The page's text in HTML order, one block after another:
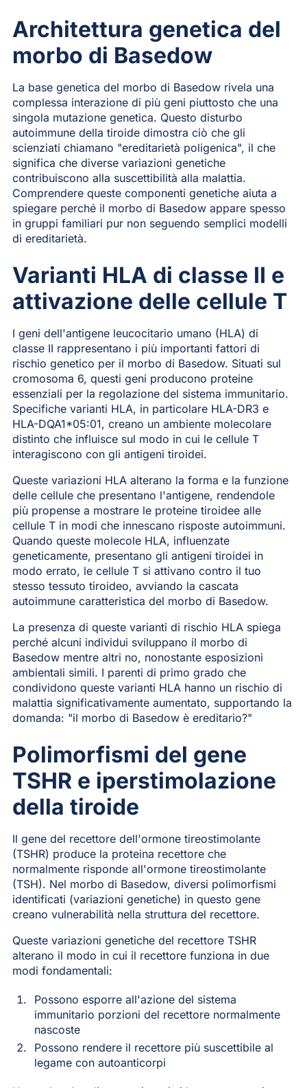
Architettura genetica del
morbo di Basedow
La base genetica del morbo di Basedow rivela una
complessa interazione di più geni piuttosto che una
singola mutazione genetica. Questo disturbo
autoimmune della tiroide dimostra ciò che gli
scienziati chiamano "ereditarietà poligenica", il che
significa che diverse variazioni genetiche
contribuiscono alla suscettibilità alla malattia.
Comprendere queste componenti genetiche aiuta a
spiegare perché il morbo di Basedow appare spesso
in gruppi familiari pur non seguendo semplici modelli
di ereditarietà.
Varianti HLA di classe II e
attivazione delle cellule T
I geni dell'antigene leucocitario umano (HLA) di
classe II rappresentano i più importanti fattori di
rischio genetico per il morbo di Basedow. Situati sul
cromosoma 6, questi geni producono proteine
essenziali per la regolazione del sistema immunitario.
Specifiche varianti HLA, in particolare HLA-DR3 e
HLA-DQA1*05:01, creano un ambiente molecolare
distinto che influisce sul modo in cui le cellule T
interagiscono con gli antigeni tiroidei.
Queste variazioni HLA alterano la forma e la funzione
delle cellule che presentano l'antigene, rendendole
più propense a mostrare le proteine tiroidee alle
cellule T in modi che innescano risposte autoimmuni.
Quando queste molecole HLA, influenzate
geneticamente, presentano gli antigeni tiroidei in
modo errato, le cellule T si attivano contro il tuo
stesso tessuto tiroideo, avviando la cascata
autoimmune caratteristica del morbo di Basedow.
La presenza di queste varianti di rischio HLA spiega
perché alcuni individui sviluppano il morbo di
Basedow mentre altri no, nonostante esposizioni
ambientali simili. I parenti di primo grado che
condividono queste varianti HLA hanno un rischio di
malattia significativamente aumentato, supportando la
domanda: "il morbo di Basedow è ereditario?"
Polimorfismi del gene
TSHR e iperstimolazione
della tiroide
Il gene del recettore dell'ormone tireostimolante
(TSHR) produce la proteina recettore che
normalmente risponde all'ormone tireostimolante
(TSH). Nel morbo di Basedow, diversi polimorfismi
identificati (variazioni genetiche) in questo gene
creano vulnerabilità nella struttura del recettore.
Queste variazioni genetiche del recettore TSHR
alterano il modo in cui il recettore funziona in due
modi fondamentali:
Possono esporre all'azione del sistema
immunitario porzioni del recettore normalmente
nascoste
Possono rendere il recettore più suscettibile al
legame con autoanticorpi